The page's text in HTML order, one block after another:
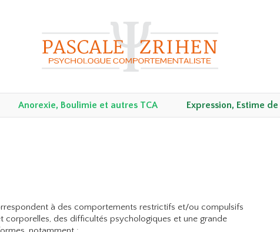
Anorexie, Boulimie et autres TCA Expression, Estime
à des comportements restrictifs et/ou compulsifs
corporelles, des difficultés psychologiques et une grande